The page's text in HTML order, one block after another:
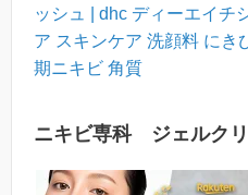
ッシュ | dhc ディーエイチ
ア スキンケア 洗顔料 にき
期ニキビ 角質
ニキビ専科 ジェルク